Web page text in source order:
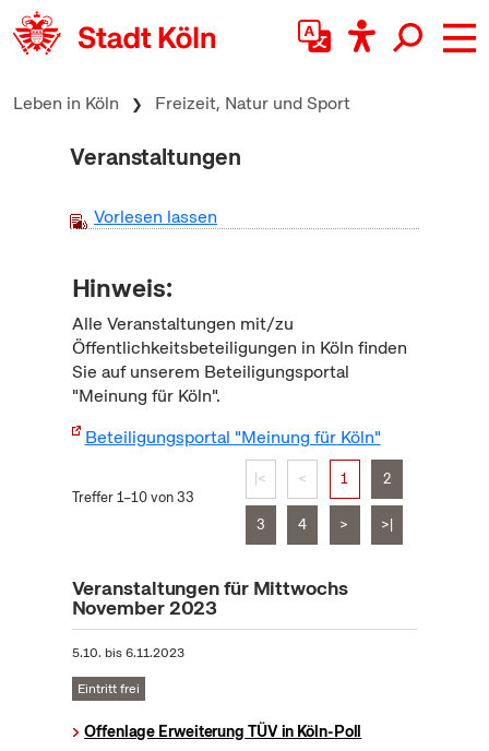
zum Inhalt springen
Leben in Köln Freizeit, Natur und Sport
Veranstaltungen
Vorlesen lassen
Hinweis:
Alle Veranstaltungen mit/zu
Öffentlichkeitsbeteiligungen in Köln finden
Sie auf unserem Beteiligungsportal
"Meinung für Köln".
Beteiligungsportal "Meinung für Köln"
Treffer 1–10 von 33
|< < 1 2
3 4 > >|
Veranstaltungen für Mittwochs
November 2023
5.10. bis6.11.2023
Eintritt frei
Offenlage Erweiterung TÜV in Köln-Poll